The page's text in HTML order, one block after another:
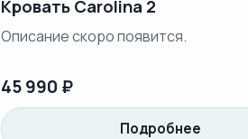
Кровать Carolina 2
Описание скоро появится.
45 990 ₽
Подробнее